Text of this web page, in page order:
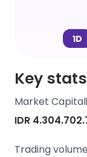
1D
Key stats
Market
IDR
Trading